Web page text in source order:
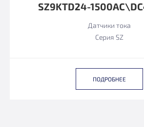
SZ9KTD24-
Датчики тока
Серия SZ
ПОДРОБНЕЕ